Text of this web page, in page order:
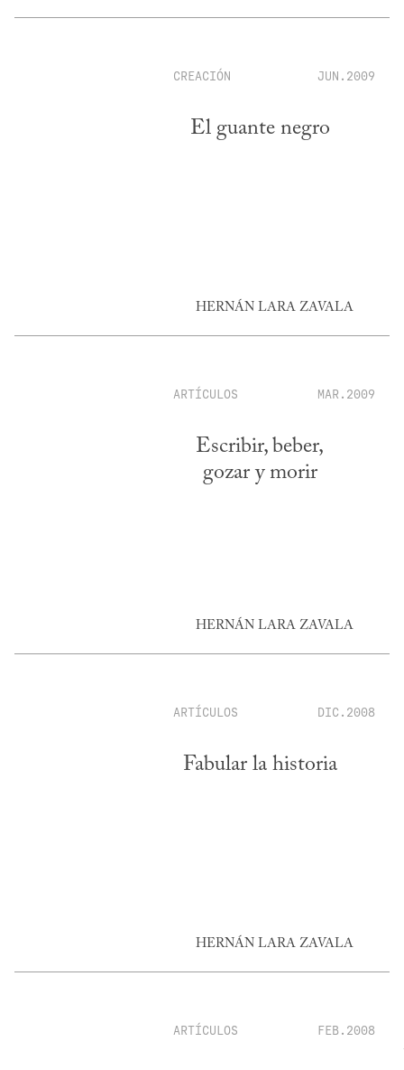
CREACIÓN JUN.2009
El guante negro
HERNÁN LARA ZAVALA
ARTÍCULOS MAR.2009
Escribir, beber,
gozar y morir
HERNÁN LARA ZAVALA
ARTÍCULOS DIC.2008
Fabular la historia
HERNÁN LARA ZAVALA
ARTÍCULOS FEB.2008